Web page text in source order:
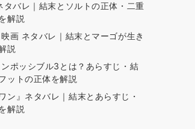
タバレ｜結末とソルトの正体・二重
解説
画 ネタバレ｜結末とマーゴが生き
説
ポッシブル3とは？あらすじ・結
ットの正体を解説
ン』ネタバレ｜結末とあらすじ・
解説